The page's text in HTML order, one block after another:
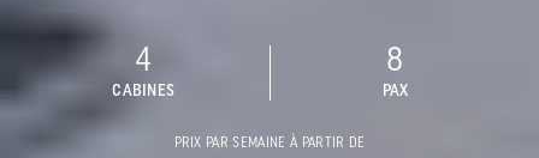
4
CABINES
8
PAX
PRIX PAR SEMAINE À PARTIR DE